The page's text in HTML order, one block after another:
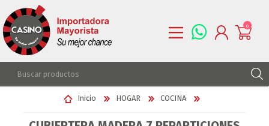
REGISTRARSE
0
Inicio HOGAR COCINA